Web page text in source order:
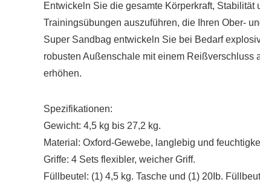
Entwickeln Sie die gesamte Körperkraft,
Trainingsübungen auszuführen, die Ihren Ober-
Super Sandbag entwickeln Sie bei Bedarf
robusten Außenschale mit einem Reißverschluss
erhöhen.
Spezifikationen:
Gewicht: 4,5 kg bis 27,2 kg.
Material: Oxford-Gewebe, langlebig und
Griffe: 4 Sets flexibler, weicher Griff.
Füllbeutel: (1) 4,5 kg. Tasche und (1) 20Ib.